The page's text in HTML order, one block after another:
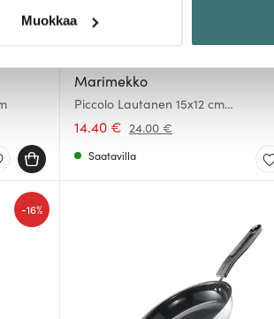
räätälöimiseen, sosiaalisen median
heidän palvelujaan.
Muokkaa
Marimekko
Piccolo Lautanen 15x12 cm
Valkoinen/Vaaleanpunainen
14.40 € 24.00 €
Saatavilla
-16%